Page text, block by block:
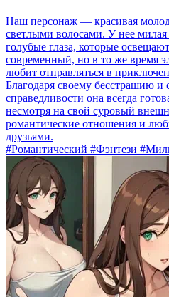
Наш персонаж — красивая
светлыми волосами. У нее
голубые глаза, которые
современный, но в то же время
любит отправляться в
Благодаря своему бесстрашию и
справедливости она всегда
несмотря на свой суровый
романтические отношения и
друзьями.
#Романтический #Фэнтези